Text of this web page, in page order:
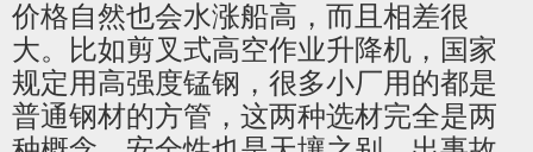
价格自然也会水涨船高，而且相差很
大。比如剪叉式高空作业升降机，国家
规定用高强度锰钢，很多小厂用的都是
普通钢材的方管，这两种选材完全是两